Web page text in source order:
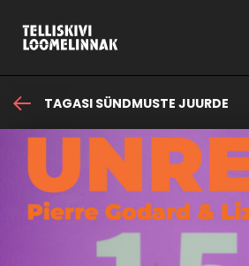
TAGASI SÜNDMUSTE JUURDE